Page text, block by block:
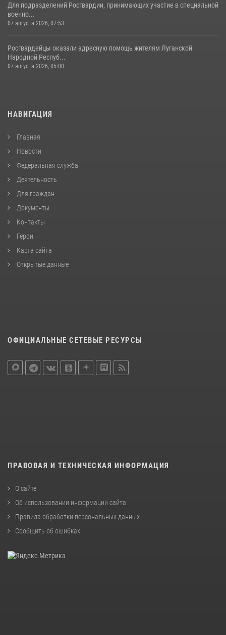
Для подразделений Росгвардии, принимающих участие в специальной
военно...
07 августа 2026, 07:53
Росгвардейцы оказали адресную помощь жителям Луганской
Народной Респуб...
07 августа 2026, 05:00
НАВИГАЦИЯ
Главная
Новости
Федеральная служба
Деятельность
Для граждан
Документы
Контакты
Герои
Карта сайта
Открытые данные
ОФИЦИАЛЬНЫЕ СЕТЕВЫЕ РЕСУРСЫ
ПРАВОВАЯ И ТЕХНИЧЕСКАЯ ИНФОРМАЦИЯ
О сайте
Об использовании информации сайта
Правила обработки персональных данных
Сообщить об ошибках